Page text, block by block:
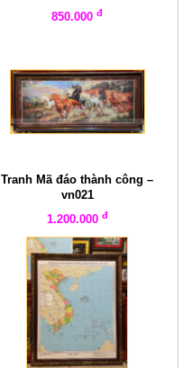
850.000 đ
Tranh Mã đáo thành công –
vn021
1.200.000 đ